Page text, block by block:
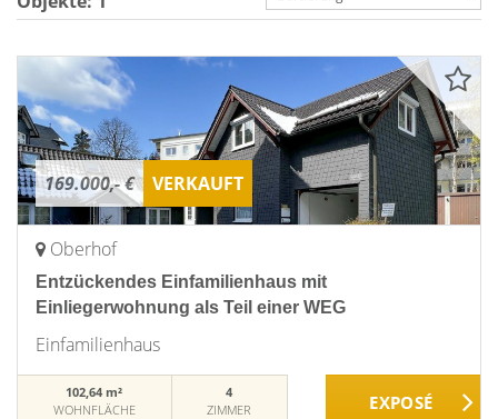
169.000,- € VERKAUFT
Oberhof
Entzückendes Einfamilienhaus mit
Einliegerwohnung als Teil einer WEG
Einfamilienhaus
102,64 m²
WOHNFLÄCHE
4
ZIMMER